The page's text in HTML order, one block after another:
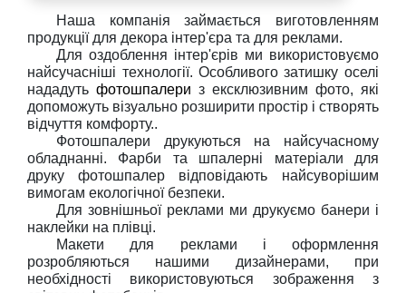
Наша компанія займається виготовленням
продукції для декора інтер'єра та для реклами.
Для оздоблення інтер'єрів ми використовуємо
найсучасніші технології. Особливого затишку оселі
нададуть фотошпалери
допоможуть візуально розширити простір і створять
відчуття комфорту..
Фотошпалери друкуються на найсучасному
обладнанні. Фарби та шпалерні матеріали для
друку фотошпалер відповідають найсуворішим
вимогам екологічної безпеки.
Для зовнішньої реклами ми друкуємо банери і
наклейки на плівці.
Макети для реклами і оформлення
розробляються нашими дизайнерами, при
необхідності використовуються зображення з